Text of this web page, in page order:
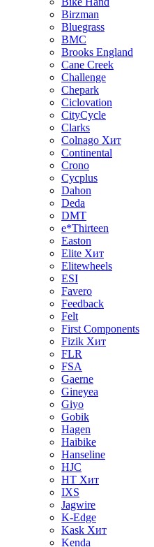
Birzman
Bluegrass
BMC
Brooks England
Cane Creek
Challenge
Chepark
Ciclovation
CityCycle
Clarks
Colnago Хит
Continental
Crono
Cycplus
Dahon
Deda
DMT
e*Thirteen
Easton
Elite Хит
Elitewheels
ESI
Favero
Feedback
Felt
First Components
Fizik Хит
FLR
FSA
Gaerne
Gineyea
Giyo
Gobik
Hagen
Haibike
Hanseline
HJC
HT Хит
IXS
Jagwire
K-Edge
Kask Хит
Kenda